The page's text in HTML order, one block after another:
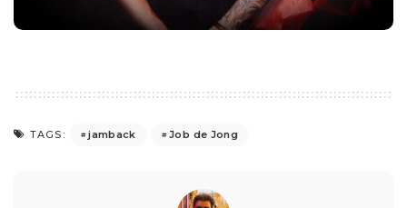
TAGS: jamback Job de Jong